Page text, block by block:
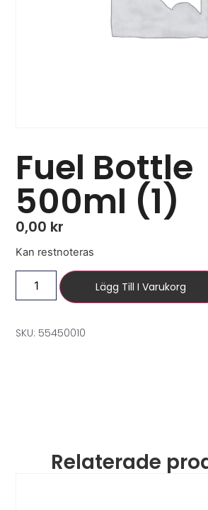
Fuel Bottle
500ml (1)
0,00 kr
Kan restnoteras
Lägg Till I Varukorg
SKU: 55450010
Relaterade